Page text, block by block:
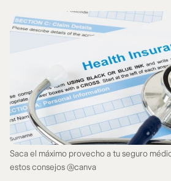
Saca el máximo provecho a tu seguro
estos consejos @canva